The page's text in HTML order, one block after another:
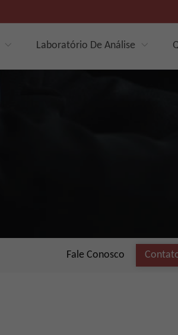
Laboratório De Análise
Fale Conosco